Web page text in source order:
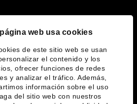
web usa cookies
de este sitio web se usan
el contenido y los
ofrecer funciones de redes
y analizar el tráfico. Además,
información sobre el uso
del sitio web con nuestros
Foro
idiomas